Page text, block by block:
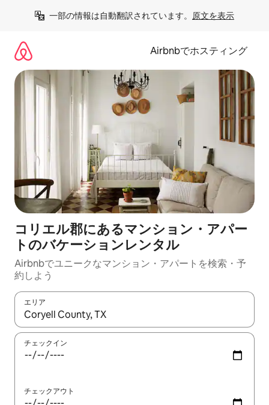
一部の情報は自動翻訳されています。 原文を表示
Airbnbでホスティング
コリエル郡にあるマンション・アパー
トのバケーションレンタル
Airbnbでユニークなマンション・アパートを検索・予
約しよう
エリア
検索結果が表示されたら、上下の矢印キーを使って移動するか
チェックイン
チェックアウト